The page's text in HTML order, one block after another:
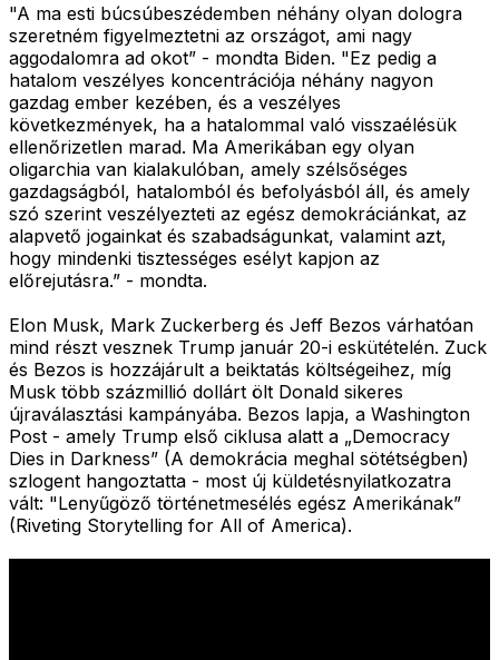
"A ma esti búcsúbeszédemben néhány olyan dologra
szeretném figyelmeztetni az országot, ami nagy
aggodalomra ad okot” - mondta Biden. "Ez pedig a
hatalom veszélyes koncentrációja néhány nagyon
gazdag ember kezében, és a veszélyes
következmények, ha a hatalommal való visszaélésük
ellenőrizetlen marad. Ma Amerikában egy olyan
oligarchia van kialakulóban, amely szélsőséges
gazdagságból, hatalomból és befolyásból áll, és amely
szó szerint veszélyezteti az egész demokráciánkat, az
alapvető jogainkat és szabadságunkat, valamint azt,
hogy mindenki tisztességes esélyt kapjon az
előrejutásra.” - mondta.
Elon Musk, Mark Zuckerberg és Jeff Bezos várhatóan
mind részt vesznek Trump január 20-i eskütételén. Zuck
és Bezos is hozzájárult a beiktatás költségeihez, míg
Musk több százmillió dollárt ölt Donald sikeres
újraválasztási kampányába. Bezos lapja, a Washington
Post - amely Trump első ciklusa alatt a „Democracy
Dies in Darkness” (A demokrácia meghal sötétségben)
szlogent hangoztatta - most új küldetésnyilatkozatra
vált: "Lenyűgöző történetmesélés egész Amerikának”
(Riveting Storytelling for All of America).